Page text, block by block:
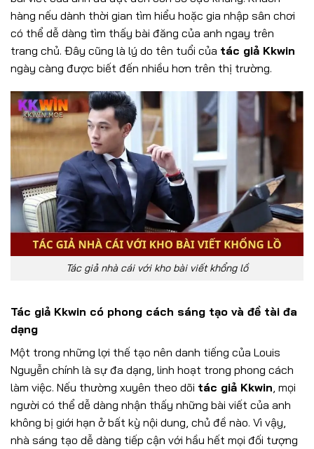
hàng nếu dành thời gian tìm hiểu hoặc gia nhập sân chơi
có thể dễ dàng tìm thấy bài đăng của anh ngay trên
trang chủ. Đây cũng là lý do tên tuổi của tác giả Kkwin
ngày càng được biết đến nhiều hơn trên thị trường.
Tác giả nhà cái với kho bài viết khổng lồ
Tác giả Kkwin có phong cách sáng tạo và đề tài đa
dạng
Một trong những lợi thế tạo nên danh tiếng của Louis
Nguyễn chính là sự đa dạng, linh hoạt trong phong cách
làm việc. Nếu thường xuyên theo dõi tác giả Kkwin , mọi
người có thể dễ dàng nhận thấy những bài viết của anh
không bị giới hạn ở bất kỳ nội dung, chủ đề nào. Vì vậy,
nhà sáng tạo dễ dàng tiếp cận với hầu hết mọi đối tượng